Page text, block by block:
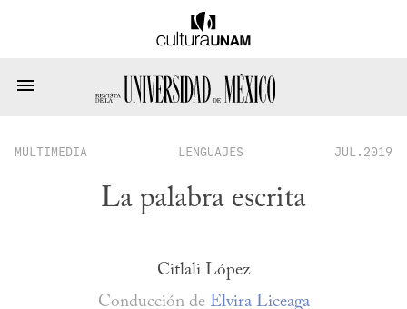
MULTIMEDIA LENGUAJES JUL.2019
La palabra escrita
Citlali López
Conducción de Elvira Liceaga